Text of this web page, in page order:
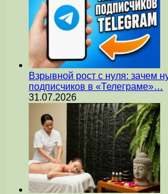
Взрывной рост с нуля: зачем
подписчиков в «Телеграме»…
31.07.2026